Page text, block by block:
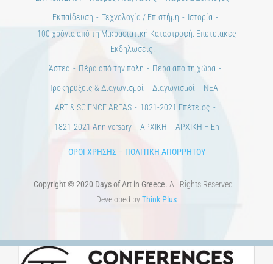
ΠΟΛΙΤΙΣΤΙΚΟΙ ΦΟΡΕΙΣ
ΧΩΡΟΙ ΤΕΧΝΗΣ ΔΗΜΟΙ
Αγγελίες
ΕΠΙΚΟΙΝΩΝΙΑ
Ημέρες Ανάγνωσης
Χώροι & Συλλογές
Τεχνολογία / Επιστήμη
100 χρόνια από τη Μικρασιατική Καταστροφή. Επετειακές
Εκδηλώσεις.
Άστεα
Πέρα από την πόλη
Πέρα από τη χώρα
Προκηρύξεις & Διαγωνισμοί
Διαγωνισμοί
ΝΕΑ
ΟΡΟΙ ΧΡΗΣΗΣ–ΠΟΛΙΤΙΚΗ ΑΠΟΡΡΗΤΟΥ